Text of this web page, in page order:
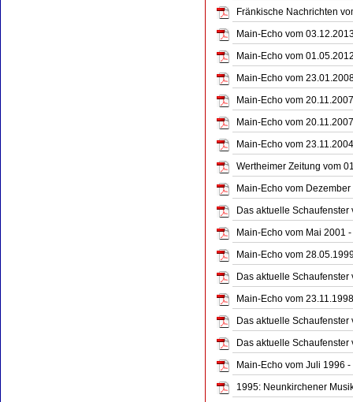
Fränkische Nachrichten
Main-Echo vom
Main-Echo vom
Main-Echo vom
Main-Echo vom
Main-Echo vom
Main-Echo vom
Wertheimer Zeitung vom
Main-Echo vom
Das aktuelle
Main-Echo vom Mai 2001
Main-Echo vom
Das aktuelle
Main-Echo vom
Das aktuelle
Das aktuelle
Main-Echo vom Juli 1996
1995: Neunkirchener